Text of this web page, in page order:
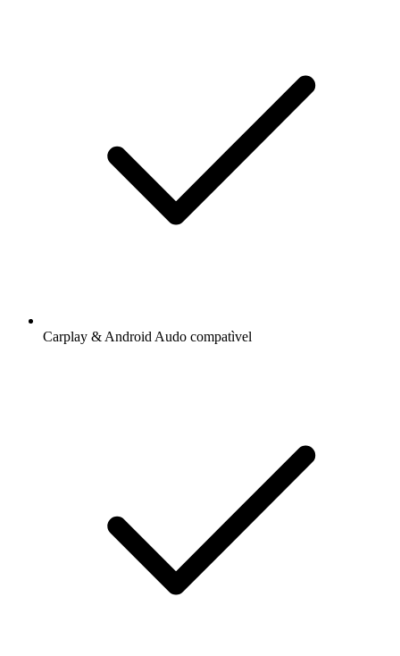
Carplay & Android Audo compatìvel